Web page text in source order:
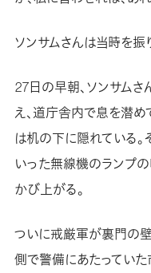
ソンサムさんは当時を振
27日の早朝、ソンサム
え、道庁舎内で息を潜め
は机の下に隠れている
いった無線機のランプ
かび上がる。
ついに戒厳軍が裏門の
側で警備にあたってい